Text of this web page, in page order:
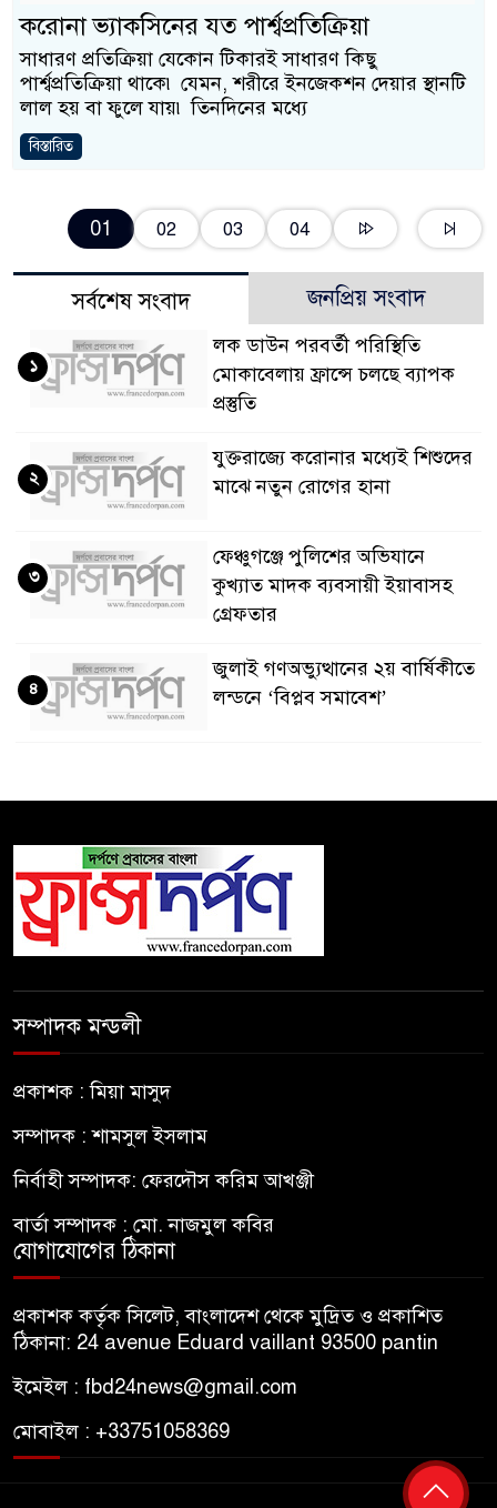
করোনা ভ্যাকসিনের যত পার্শ্বপ্রতিক্রিয়া
সাধারণ প্রতিক্রিয়া যেকোন টিকারই সাধারণ কিছু
পার্শ্বপ্রতিক্রিয়া থাকে৷ যেমন, শরীরে ইনজেকশন দেয়ার স্থানটি
লাল হয় বা ফুলে যায়৷ তিনদিনের মধ্যে
বিস্তারিত
01 02 03 04
সর্বশেষ সংবাদ জনপ্রিয় সংবাদ
লক ডাউন পরবর্তী পরিস্থিতি
মোকাবেলায় ফ্রান্সে চলছে ব্যাপক
প্রস্তুতি
১
যুক্তরাজ্যে করোনার মধ্যেই শিশুদের
মাঝে নতুন রোগের হানা
২
ফেঞ্চুগঞ্জে পুলিশের অভিযানে
কুখ্যাত মাদক ব্যবসায়ী ইয়াবাসহ
গ্রেফতার
৩
জুলাই গণঅভ্যুত্থানের ২য় বার্ষিকীতে
লন্ডনে ‘বিপ্লব সমাবেশ’
৪
নদীগুলো
ফ্রান্সে দাবানলের তাণ্ডব
৬
সমিতির উদ্যোগে মা সমাবেশ
৮
বেনিনে সাফ সভাপতি খিয়াং নয়ন
৯
১০
সীমান্তে আরও কড়াকড়ির আহ্বান
ইইউ’র
১১
ব্রিটেনে বাংলাদেশি প্রায় ৭ লাখ ৯৫
সম্পাদক মন্ডলী
প্রকাশক : মিয়া মাসুদ
সম্পাদক : শামসুল ইসলাম
নির্বাহী সম্পাদক: ফেরদৌস করিম আখঞ্জী
বার্তা সম্পাদক : মো. নাজমুল কবির
যোগাযোগের ঠিকানা
প্রকাশক কর্তৃক সিলেট, বাংলাদেশ থেকে মুদ্রিত ও প্রকাশিত
ঠিকানা: 24 avenue Eduard vaillant 93500 pantin
ইমেইল : fbd24news@gmail.com
মোবাইল : +33751058369